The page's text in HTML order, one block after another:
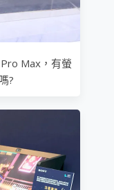
Max，有螢
?